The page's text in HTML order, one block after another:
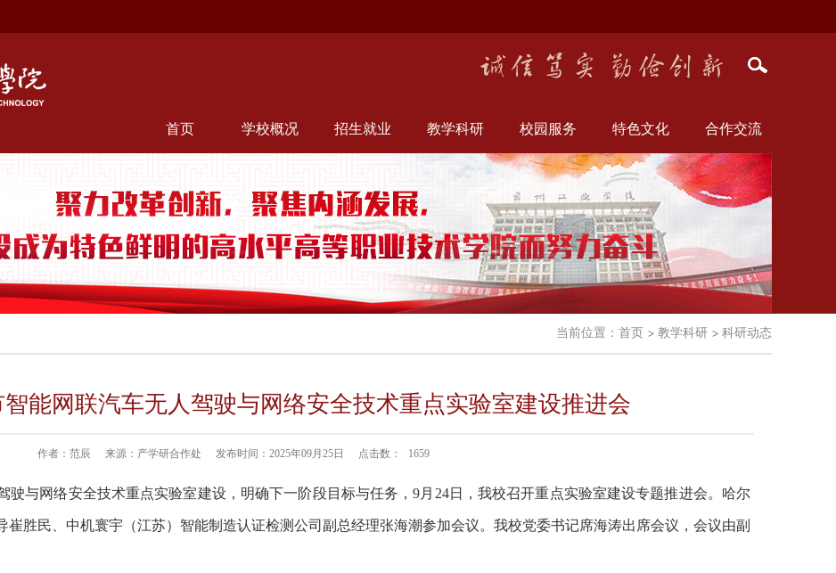
首页 学校概况 招生就业 教学科研 校园服务 特色文化 合作交流
当前位置： 首页 教学科研 科研动态
能网联汽车无人驾驶与网络安全技术重点实验室建设推进会
作者：范辰 来源：产学研合作处 发布时间：2025年09月25日 点击数： 1659
驶与网络安全技术重点实验室建设，明确下一阶段目标与任务 ，9月24日， 我校召开重点实验室建设专题推进会。 哈尔
崔胜民、中机寰宇（江苏）智能制造认证检测公司副总经理张海潮参加会议。我校党委书记席海涛出席会议，会议由副